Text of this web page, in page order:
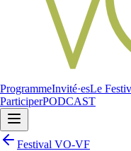
ProgrammeInvité·esLe
ParticiperPODCAST
Festival VO-VF